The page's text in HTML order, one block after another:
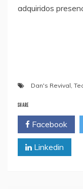
adquiridos
Dan's Revival
SHARE
Facebook
Linkedin